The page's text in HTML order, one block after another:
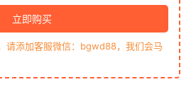
立即购买
请添加客服微信：bgwd88，我们会马